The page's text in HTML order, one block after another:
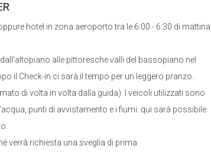
hotel in zona aeroporto tra le 6:00 - 6:30 di mattina,
alle pittoresche valli del bassopiano nel
il Check-in ci sarà il tempo per un leggero pranzo.
di volta in volta dalla guida). I veicoli utilizzati sono
punti di avvistamento e i fiumi: qui sarà possibile
verrà richiesta una sveglia di prima